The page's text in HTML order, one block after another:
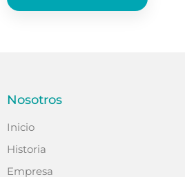
Nosotros
Inicio
Historia
Empresa